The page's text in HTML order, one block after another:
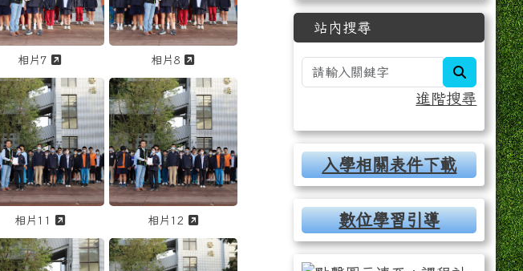
、第二次段考、華藝杯歌唱演奏」之相片編號 5 原圖
「1141218 市長杯數學競賽、第二次段考、華藝杯歌唱演奏」之相片編號 6 原圖
相片7 另開新視窗觀看「1141218 市長杯數學競賽、第二次段考、華藝杯歌唱演奏」之相片編號 7
相片8 另開新視窗觀看「1141218 市長杯數學競賽、第二次段考、華
二次段考、華藝杯歌唱演奏」之相片，編號 9 / 23
、第二次段考、華藝杯歌唱演奏」之相片編號 9 原圖
市長杯數學競賽、第二次段考、華藝杯歌唱演奏」之相片，編號 10 / 23
「1141218 市長杯數學競賽、第二次段考、華藝杯歌唱演奏」之相片編號 10 原圖
放大觀看「1141218 市長杯數學競賽、第二次段考、華藝杯歌唱演奏」之
相片11 另開新視窗觀看「1141218 市長杯數學競賽、第二次段考、華藝杯歌唱演奏」之相片編號
點擊放大觀看「1141218 市長杯數學競賽、第二次段考、
相片12 另開新視窗觀看「1141218 市長杯數學競賽、第二次段考、華
第二次段考、華藝杯歌唱演奏」之相片，編號 13 / 23
市長杯數學競賽、第二次段考、華藝杯歌唱演奏」之相片，編號 14 / 23
放大觀看「1141218 市長杯數學競賽、第二次段考、華藝杯歌唱演奏」之
點擊放大觀看「1141218 市長杯數學競賽、第二次段考、
站內搜尋
search
進階搜尋
入學相關表件下載
數位學習引導